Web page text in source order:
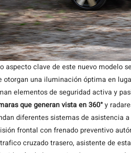
aspecto clave de este nuevo modelo
otorgan una iluminación óptima en
elementos de seguridad activa y
que generan vista en 360°y
diferentes sistemas de asistencia
frontal con frenado preventivo
cruzado trasero, asistente de